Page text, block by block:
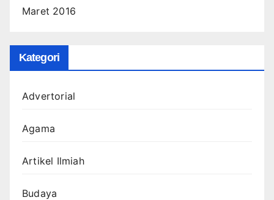
Maret 2016
Kategori
Advertorial
Agama
Artikel Ilmiah
Budaya